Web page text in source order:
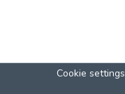
Cookie settings